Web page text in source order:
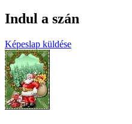
Indul a szán
Képeslap küldése